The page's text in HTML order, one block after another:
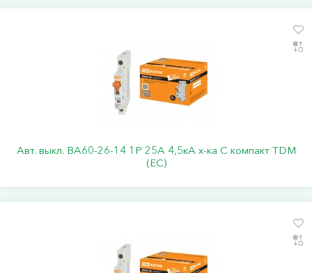
Авт. выкл. ВА60-26-14 1P 25А 4,5кА х-ка С компакт TDM
(ЕС)